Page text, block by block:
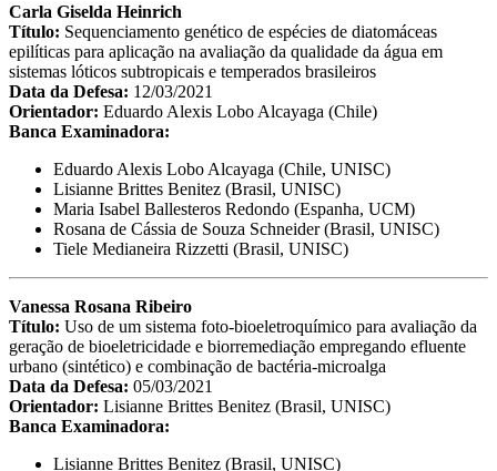
Carla Giselda Heinrich
Título: Sequenciamento genético de espécies de diatomáceas
epilíticas para aplicação na avaliação da qualidade da água em
sistemas lóticos subtropicais e temperados brasileiros
Data da Defesa: 12/03/2021
Orientador: Eduardo Alexis Lobo Alcayaga (Chile)
Banca Examinadora:
Eduardo Alexis Lobo Alcayaga (Chile, UNISC)
Lisianne Brittes Benitez (Brasil, UNISC)
Maria Isabel Ballesteros Redondo (Espanha, UCM)
Rosana de Cássia de Souza Schneider (Brasil, UNISC)
Tiele Medianeira Rizzetti (Brasil, UNISC)
Vanessa Rosana Ribeiro
Título: Uso de um sistema foto-bioeletroquímico para avaliação da
geração de bioeletricidade e biorremediação empregando efluente
urbano (sintético) e combinação de bactéria-microalga
Data da Defesa: 05/03/2021
Orientador: Lisianne Brittes Benitez (Brasil, UNISC)
Banca Examinadora:
Lisianne Brittes Benitez (Brasil, UNISC)